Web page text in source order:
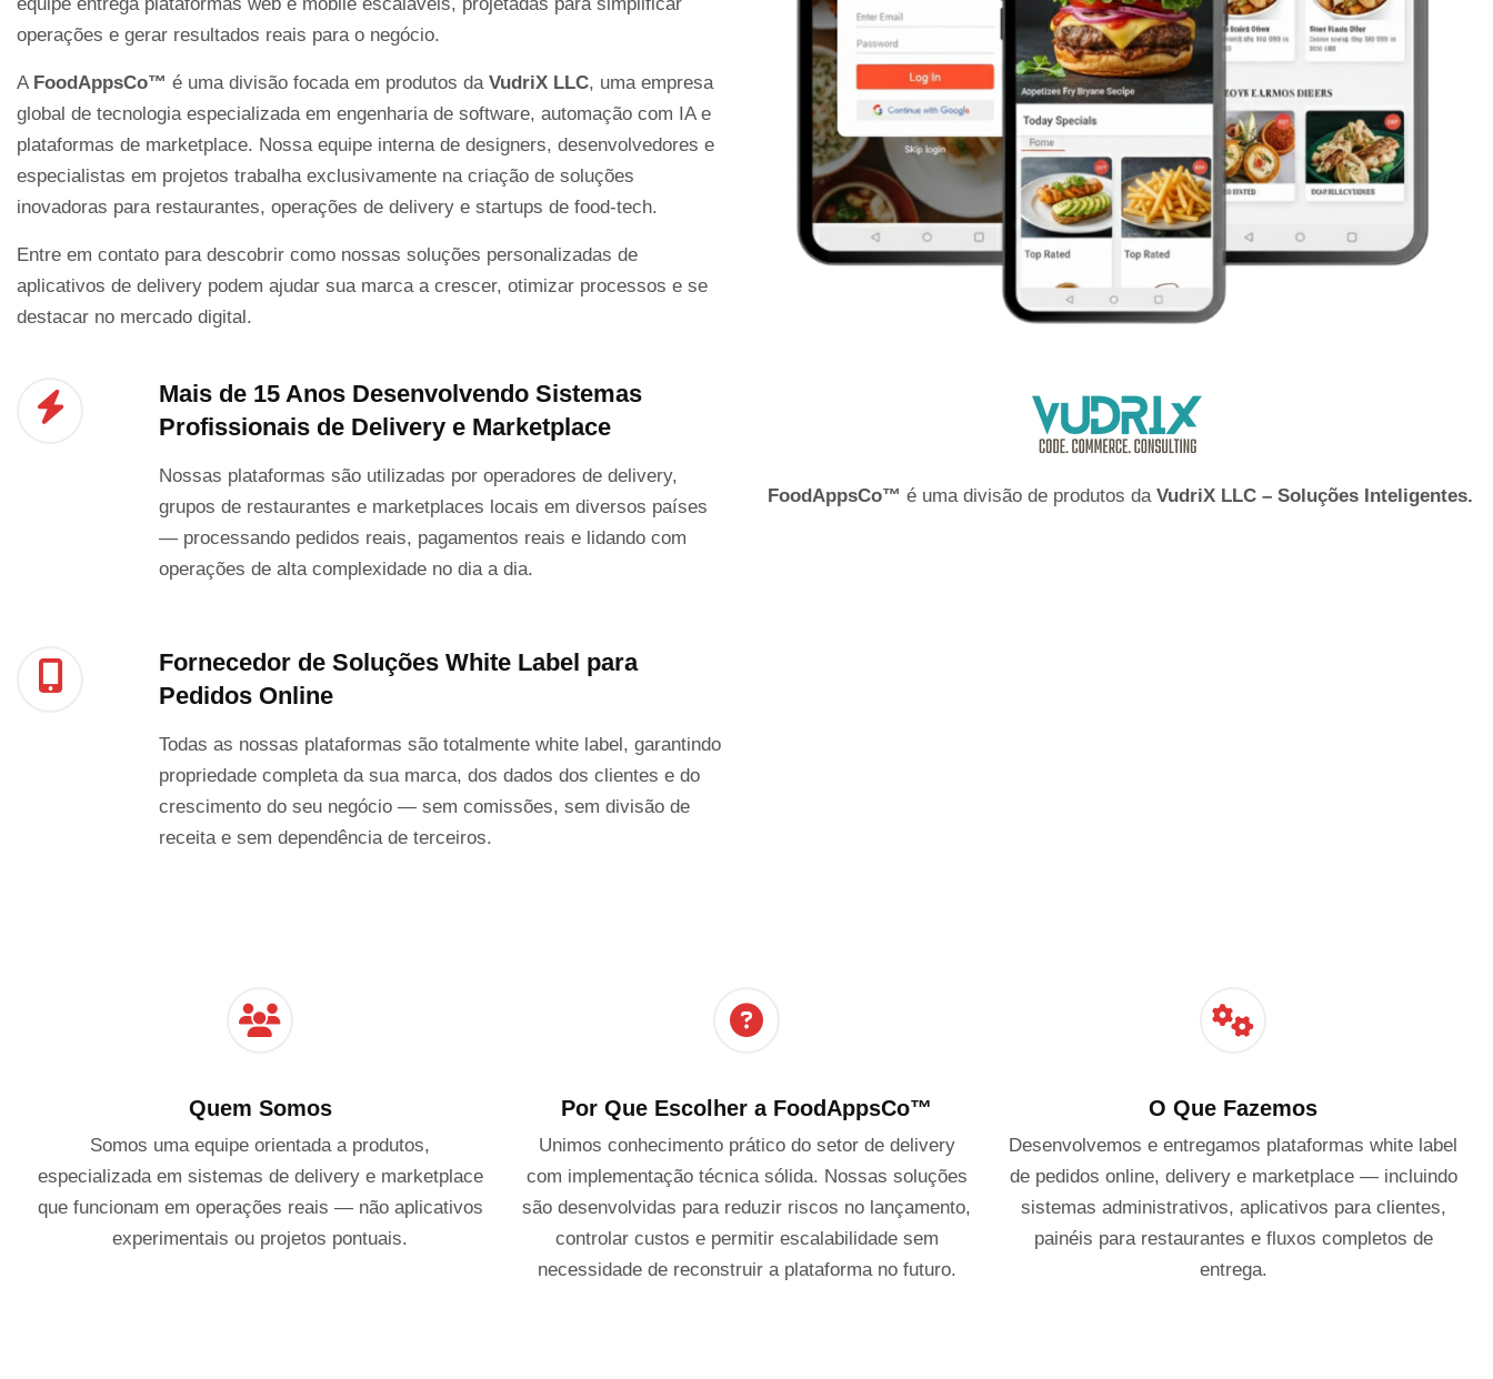
operações e gerar resultados reais para o negócio.
A FoodAppsCo™ é uma divisão focada em produtos da VudriX LLC, uma empresa
global de tecnologia especializada em engenharia de software, automação com IA e
plataformas de marketplace. Nossa equipe interna de designers, desenvolvedores e
especialistas em projetos trabalha exclusivamente na criação de soluções
inovadoras para restaurantes, operações de delivery e startups de food-tech.
Entre em contato para descobrir como nossas soluções personalizadas de
aplicativos de delivery podem ajudar sua marca a crescer, otimizar processos e se
destacar no mercado digital.
Mais de 15 Anos Desenvolvendo Sistemas
Profissionais de Delivery e Marketplace
Nossas plataformas são utilizadas por operadores de delivery,
grupos de restaurantes e marketplaces locais em diversos países
— processando pedidos reais, pagamentos reais e lidando com
operações de alta complexidade no dia a dia.
Fornecedor de Soluções White Label para
Pedidos Online
Todas as nossas plataformas são totalmente white label, garantindo
propriedade completa da sua marca, dos dados dos clientes e do
crescimento do seu negócio — sem comissões, sem divisão de
receita e sem dependência de terceiros.
FoodAppsCo™ é uma divisão de produtos da VudriX LLC – Soluções Inteligentes.
Quem Somos
Somos uma equipe orientada a produtos,
especializada em sistemas de delivery e marketplace
que funcionam em operações reais — não aplicativos
experimentais ou projetos pontuais.
Por Que Escolher a FoodAppsCo™
Unimos conhecimento prático do setor de delivery
com implementação técnica sólida. Nossas soluções
são desenvolvidas para reduzir riscos no lançamento,
controlar custos e permitir escalabilidade sem
necessidade de reconstruir a plataforma no futuro.
O Que Fazemos
Desenvolvemos e entregamos plataformas white label
de pedidos online, delivery e marketplace — incluindo
sistemas administrativos, aplicativos para clientes,
painéis para restaurantes e fluxos completos de
entrega.